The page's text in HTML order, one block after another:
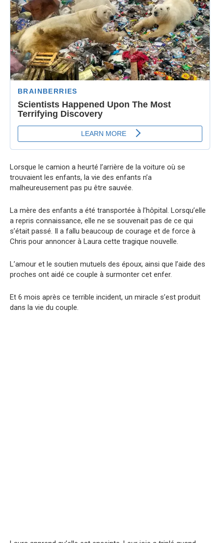
Lorsque le camion a heurté l’arrière de la voiture où se
trouvaient les enfants, la vie des enfants n’a
malheureusement pas pu être sauvée.
La mère des enfants a été transportée à l’hôpital. Lorsqu’elle
a repris connaissance, elle ne se souvenait pas de ce qui
s’était passé. Il a fallu beaucoup de courage et de force à
Chris pour annoncer à Laura cette tragique nouvelle.
L’amour et le soutien mutuels des époux, ainsi que l’aide des
proches ont aidé ce couple à surmonter cet enfer.
Et 6 mois après ce terrible incident, un miracle s’est produit
dans la vie du couple.